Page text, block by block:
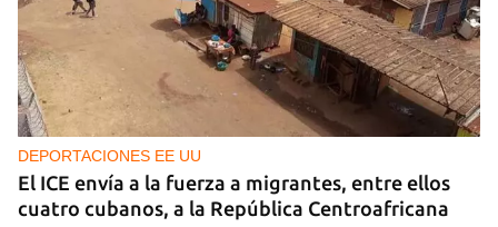
DEPORTACIONES EE UU
El ICE envía a la fuerza a migrantes, entre ellos
cuatro cubanos, a la República Centroafricana